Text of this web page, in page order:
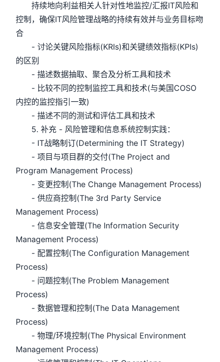
持续地向利益相关人针对性地监控/汇报IT风险和
控制，确保IT风险管理战略的持续有效并与业务目标吻
合
- 讨论关键风险指标(KRIs)和关键绩效指标(KPIs)
的区别
- 描述数据抽取、聚合及分析工具和技术
- 比较不同的控制监控工具和技术(与美国COSO
内控的监控指引一致)
- 描述不同的测试和评估工具和技术
5. 补充 - 风险管理和信息系统控制实践：
- IT战略制订(Determining the IT Strategy)
- 项目与项目群的交付(The Project and
Program Management Process)
- 变更控制(The Change Management Process)
- 供应商控制(The 3rd Party Service
Management Process)
- 信息安全管理(The Information Security
Management Process)
- 配置控制(The Configuration Management
Process)
- 问题控制(The Problem Management
Process)
- 数据管理和控制(The Data Management
Process)
- 物理/环境控制(The Physical Environment
Management Process)